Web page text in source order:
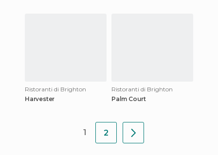
Ristoranti di Brighton
Harvester
Ristoranti di Brighton
Palm Court
1 2